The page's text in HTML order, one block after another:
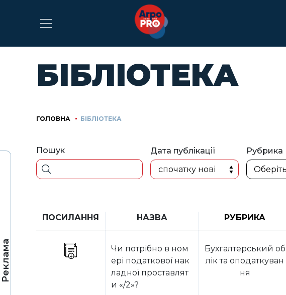
Реклама
БІБЛІОТЕКА
ГОЛОВНА БІБЛІОТЕКА
Пошук
Дата публікації
спочатку нові
Рубрика
ПОСИЛАННЯ НАЗВА РУБРИКА
Чи потрібно в ном
ері податкової нак
ладної проставлят
и «/2»?
Бухгалтерський об
лік та оподаткуван
ня